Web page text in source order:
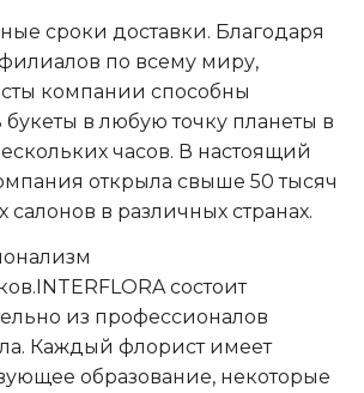
сроки доставки. Благодаря
по всему миру,
компании способны
букеты в любую точку планеты в
часов. В настоящий
открыла свыше 50 тысяч
салонов в различных странах.
состоит
из профессионалов
Каждый флорист имеет
образование, некоторые